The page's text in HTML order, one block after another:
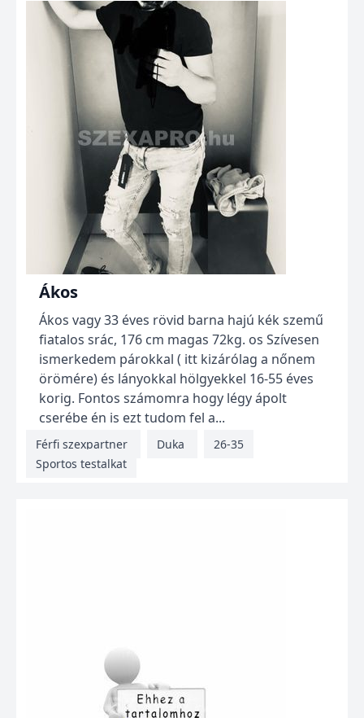
Ákos
Ákos vagy 33 éves rövid barna hajú kék szemű
fiatalos srác, 176 cm magas 72kg. os Szívesen
ismerkedem párokkal ( itt kizárólag a nőnem
örömére) és lányokkal hölgyekkel 16-55 éves
korig. Fontos számomra hogy légy ápolt
cserébe én is ezt tudom fel a...
Férfi szexpartner Duka
26-35
Sportos testalkat